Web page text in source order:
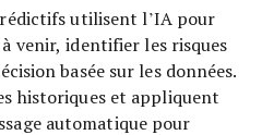
utilisent l’IA pour
venir, identifier les risques
basée sur les données.
historiques et appliquent
automatique pour